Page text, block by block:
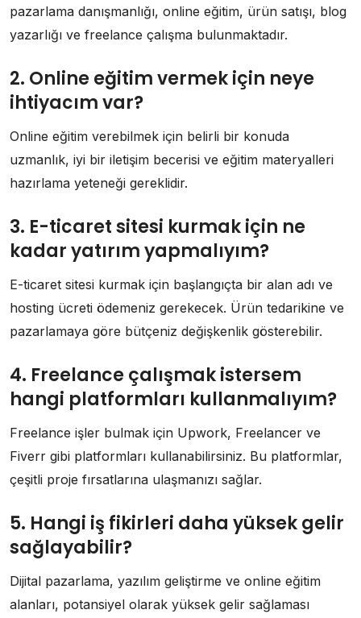
pazarlama danışmanlığı, online eğitim, ürün satışı, blog
yazarlığı ve freelance çalışma bulunmaktadır.
2. Online eğitim vermek için neye
ihtiyacım var?
Online eğitim verebilmek için belirli bir konuda
uzmanlık, iyi bir iletişim becerisi ve eğitim materyalleri
hazırlama yeteneği gereklidir.
3. E-ticaret sitesi kurmak için ne
kadar yatırım yapmalıyım?
E-ticaret sitesi kurmak için başlangıçta bir alan adı ve
hosting ücreti ödemeniz gerekecek. Ürün tedarikine ve
pazarlamaya göre bütçeniz değişkenlik gösterebilir.
4. Freelance çalışmak istersem
hangi platformları kullanmalıyım?
Freelance işler bulmak için Upwork, Freelancer ve
Fiverr gibi platformları kullanabilirsiniz. Bu platformlar,
çeşitli proje fırsatlarına ulaşmanızı sağlar.
5. Hangi iş fikirleri daha yüksek gelir
sağlayabilir?
Dijital pazarlama, yazılım geliştirme ve online eğitim
alanları, potansiyel olarak yüksek gelir sağlaması